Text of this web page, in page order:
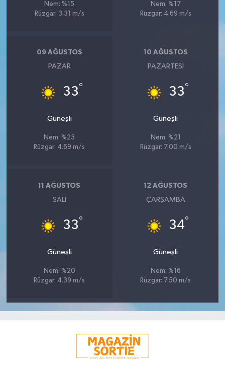
Nem: %15
Rüzgar: 3.31 m/s
Nem: %17
Rüzgar: 4.69 m/s
09 AĞUSTOS
PAZAR
33°
Güneşli
Nem: %23
Rüzgar: 4.69 m/s
10 AĞUSTOS
PAZARTESI
33°
Güneşli
Nem: %21
Rüzgar: 7.00 m/s
11 AĞUSTOS
SALI
33°
Güneşli
Nem: %20
Rüzgar: 4.39 m/s
12 AĞUSTOS
ÇARŞAMBA
34°
Güneşli
Nem: %16
Rüzgar: 7.50 m/s